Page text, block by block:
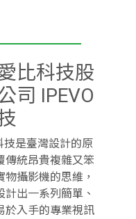
比科技股
司 IPEVO
技是臺灣設計的原
傳統昂貴複雜又笨
物攝影機的思維，
計出一系列簡單、
於入手的專業視訊